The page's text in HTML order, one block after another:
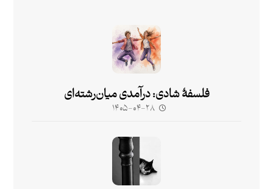
فلسفۀ شادی: درآمدی میان‌رشته‌ای
۱۴۰۵-۰۴-۲۸